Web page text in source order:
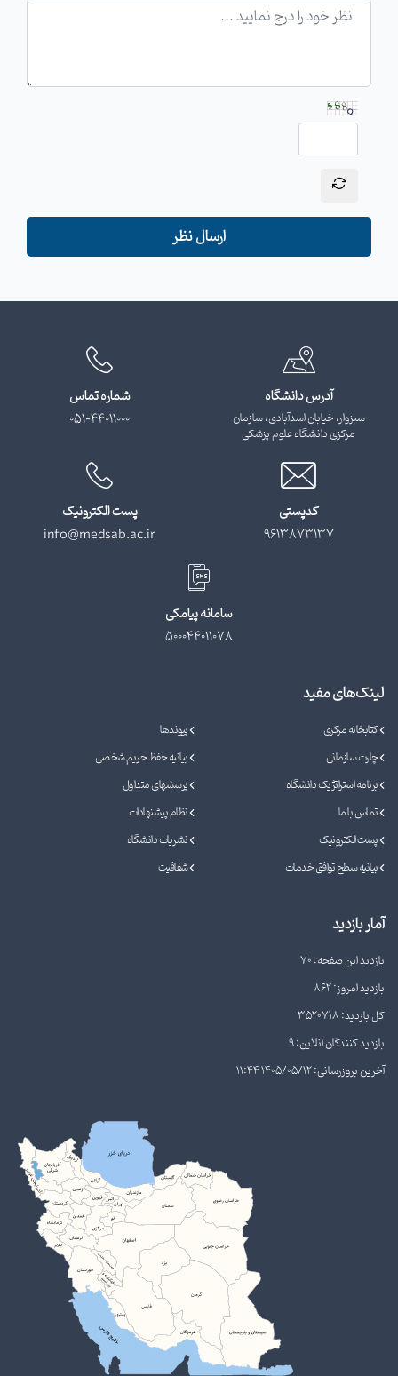
ارسال نظر
آدرس دانشگاه
سبزوار، خیابان اسدآبادی، سازمان
مرکزی دانشگاه علوم پزشکی
شماره تماس
051-44011000
کدپستی
9613873137
پست الکترونیک
info@medsab.ac.ir
سامانه پیامکی
500044011078
لینک‌های مفید
کتابخانه مرکزی
پیوندها
چارت سازمانی
بیانیه حفظ حریم شخصی
برنامه استراتژیک دانشگاه
پرسشهای متداول
تماس با ما
نظام پیشنهادات
پست الکترونیک
نشریات دانشگاه
بیانیه سطح توافق خدمات
شفافیت
آمار بازدید
بازدید این صفحه: 70
بازدید امروز: 862
کل بازدید: 3520718
بازدید کنندگان آنلاین: 9
آخرین بروزرسانی: 1405/05/12 11:44